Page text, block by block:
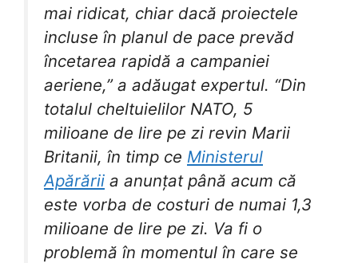
mai ridicat, chiar dacă proiectele
incluse în planul de pace prevăd
încetarea rapidă a campaniei
aeriene,” a adăugat expertul. “Din
totalul cheltuielilor NATO, 5
milioane de lire pe zi revin Marii
Britanii, în timp ce Ministerul
Apărării a anunțat până acum că
este vorba de costuri de numai 1,3
milioane de lire pe zi. Va fi o
problemă în momentul în care se